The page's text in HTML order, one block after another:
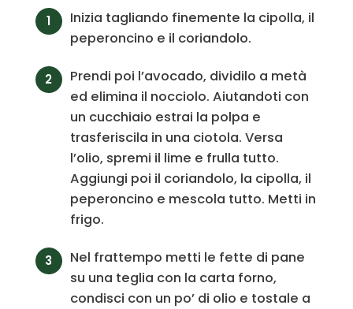
Inizia tagliando finemente la cipolla, il
peperoncino e il coriandolo.
Prendi poi l’avocado, dividilo a metà
ed elimina il nocciolo. Aiutandoti con
un cucchiaio estrai la polpa e
trasferiscila in una ciotola. Versa
l’olio, spremi il lime e frulla tutto.
Aggiungi poi il coriandolo, la cipolla, il
peperoncino e mescola tutto. Metti in
frigo.
Nel frattempo metti le fette di pane
su una teglia con la carta forno,
condisci con un po’ di olio e tostale a